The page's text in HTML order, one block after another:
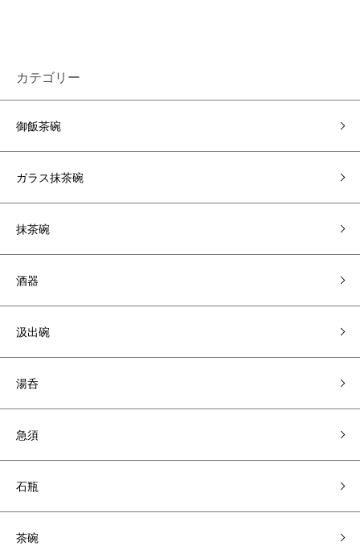
カテゴリー
御飯茶碗
ガラス抹茶碗
抹茶碗
酒器
汲出碗
湯呑
急須
石瓶
茶碗